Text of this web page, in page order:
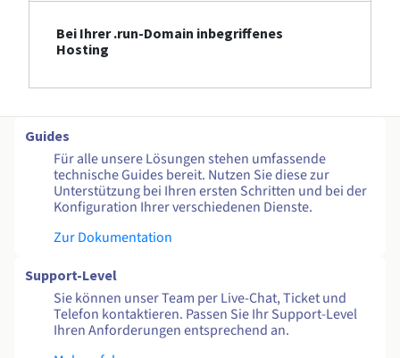
Bei Ihrer .run-Domain inbegriffenes
Hosting
Guides
Für alle unsere Lösungen stehen umfassende
technische Guides bereit. Nutzen Sie diese zur
Unterstützung bei Ihren ersten Schritten und bei der
Konfiguration Ihrer verschiedenen Dienste.
Zur Dokumentation
Support-Level
Sie können unser Team per Live-Chat, Ticket und
Telefon kontaktieren. Passen Sie Ihr Support-Level
Ihren Anforderungen entsprechend an.